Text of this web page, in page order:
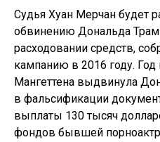
Судья Хуан Мерчан будет
обвинению Дональда
расходовании средств,
кампанию в 2016 году. Год
Мангеттена выдвинула
в фальсификации
выплаты 130 тысяч
фондов бывшей